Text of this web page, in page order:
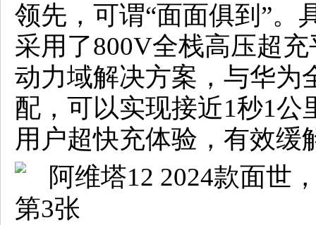
领先，可谓“面面俱到”。
采用了800V全栈高压超
动力域解决方案，与华为
配，可以实现接近1秒1
用户超快充体验，有效缓